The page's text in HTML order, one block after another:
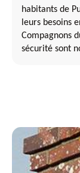
habitants de
leurs besoins
Compagnons
sécurité sont